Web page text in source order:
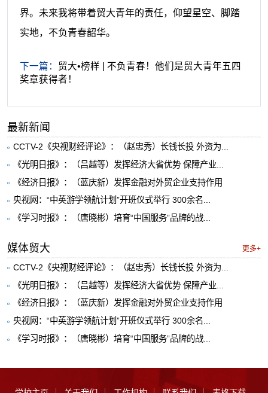
界。未来我将带着贸大青年的责任，仰望星空、脚踏
实地，不负青春韶华。
下一篇： 贸大•榜样 | 不负青春！他们是贸大青年五四
奖章获得者！
最新新闻
CCTV-2《央视财经评论》：（赵忠秀）长钱长投 外资为...
《光明日报》：（吕越等）发挥经济大省优势 保障产业...
《经济日报》：（蓝庆新）发挥金融对外贸企业支持作用
央视网：“中英游学领航计划”开班仪式举行 300余名...
《学习时报》：（唐晓彬）培育“中国服务”品牌的战...
媒体贸大 更多+
CCTV-2《央视财经评论》：（赵忠秀）长钱长投 外资为...
《光明日报》：（吕越等）发挥经济大省优势 保障产业...
《经济日报》：（蓝庆新）发挥金融对外贸企业支持作用
央视网：“中英游学领航计划”开班仪式举行 300余名...
《学习时报》：（唐晓彬）培育“中国服务”品牌的战...